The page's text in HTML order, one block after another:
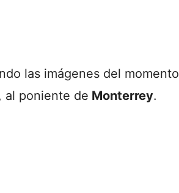
las imágenes del
, al poniente de Monterrey.